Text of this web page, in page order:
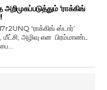
‘ராக்கிங்
‘ராக்கிங் ஸ்டார்’
அழிவு என பிரம்மாண்ட